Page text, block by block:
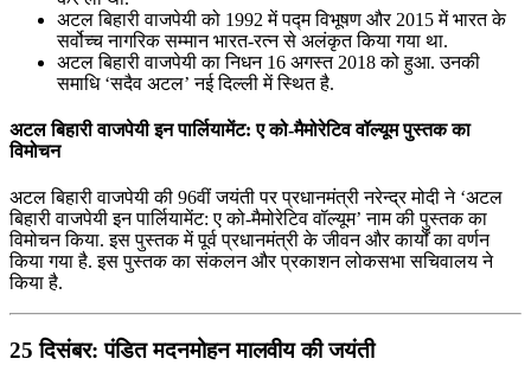
अटल बिहारी वाजपेयी को 1992 में पद्म विभूषण और 2015 में भारत के
सर्वोच्च नागरिक सम्मान भारत-रत्न से अलंकृत किया गया था.
अटल बिहारी वाजपेयी का निधन 16 अगस्त 2018 को हुआ. उनकी
समाधि ‘सदैव अटल’ नई दिल्ली में स्थित है.
अटल बिहारी वाजपेयी इन पार्लियामेंट: ए को-मैमोरेटिव वॉल्‍यूम पुस्‍तक का
विमोचन
अटल बिहारी वाजपेयी की 96वीं जयंती पर प्रधानमंत्री नरेन्द्र मोदी ने ‘अटल
बिहारी वाजपेयी इन पार्लियामेंट: ए को-मैमोरेटिव वॉल्‍यूम’ नाम की पुस्‍तक का
विमोचन किया. इस पुस्‍तक में पूर्व प्रधानमंत्री के जीवन और कार्यों का वर्णन
किया गया है. इस पुस्‍तक का संकलन और प्रकाशन लोकसभा सचिवालय ने
किया है.
25 दिसंबर: पंडित मदनमोहन मालवीय की जयंती